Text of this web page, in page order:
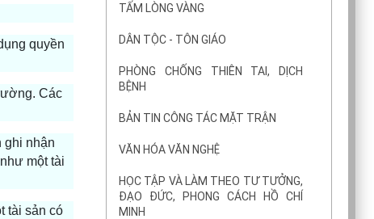
quyền
Các
ghi nhận
một tài
tài sản có
TẤM LÒNG VÀNG
DÂN TỘC - TÔN GIÁO
PHÒNG CHỐNG THIÊN TAI, DỊCH
BỆNH
BẢN TIN CÔNG TÁC MẶT TRẬN
VĂN HÓA VĂN NGHỆ
HỌC TẬP VÀ LÀM THEO TƯ TƯỞNG,
ĐẠO ĐỨC, PHONG CÁCH HỒ CHÍ
MINH